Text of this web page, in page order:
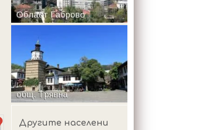
Другите населени